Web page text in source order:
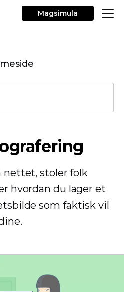
Magsimula
nettet, stoler folk
hvordan du lager et
som faktisk vil